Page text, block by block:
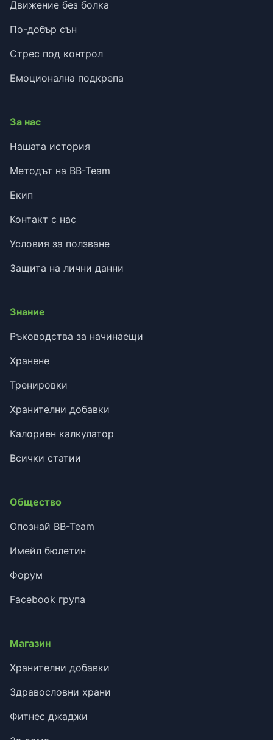
Движение без болка
По-добър сън
Стрес под контрол
Емоционална подкрепа
За нас
Нашата история
Методът на BB-Team
Екип
Контакт с нас
Условия за ползване
Защита на лични данни
Знание
Ръководства за начинаещи
Хранене
Тренировки
Хранителни добавки
Калориен калкулатор
Всички статии
Общество
Опознай BB-Team
Имейл бюлетин
Форум
Facebook група
Магазин
Хранителни добавки
Здравословни храни
Фитнес джаджи